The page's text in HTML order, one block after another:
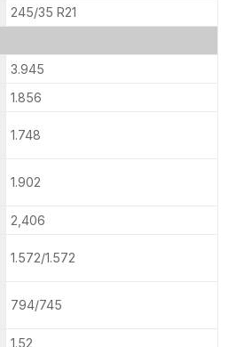
245/35 R21
3.945
1.856
1.748
1.902
2,406
1.572/1.572
794/745
1.52